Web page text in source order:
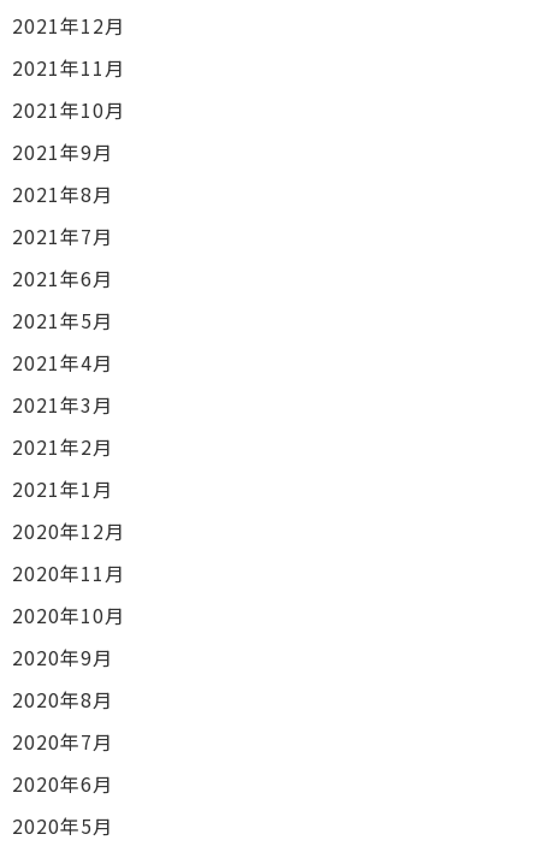
2021年12月
2021年11月
2021年10月
2021年9月
2021年8月
2021年7月
2021年6月
2021年5月
2021年4月
2021年3月
2021年2月
2021年1月
2020年12月
2020年11月
2020年10月
2020年9月
2020年8月
2020年7月
2020年6月
2020年5月